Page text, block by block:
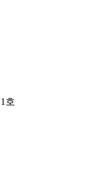
호